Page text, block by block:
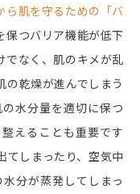
ら肌を守るための「バ
保つバリア機能が低下
でなく、肌のキメが乱
乾燥が進んでしまう
水分量を適切に保つ
えることも重要です
てしまったり、空気中
分が蒸発してしまっ